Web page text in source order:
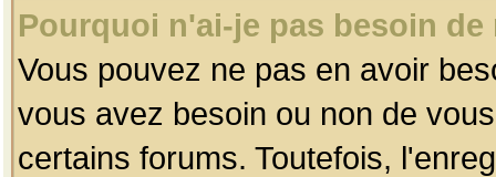
Pourquoi n'ai-je pas besoin
Vous pouvez ne pas en avoir
vous avez besoin ou non de
certains forums. Toutefois,